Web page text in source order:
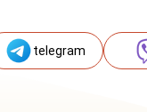
telegram